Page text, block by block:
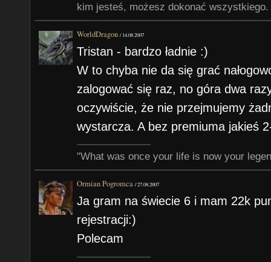
kim jesteś, możesz dokonać wszystkiego.
WorldDragon /14.08.2007
Tristan - bardzo ładnie :)
W to chyba nie da się grać
zalogować się raz, no góra dwa
oczywiście, że nie przejmujemy
wystarcza. A bez premiuma jakieś
"What was once your life is now your
Ormian Pogromca /27.08.2007
Ja gram na świecie 6 i mam 22k
rejestracji:)
Polecam